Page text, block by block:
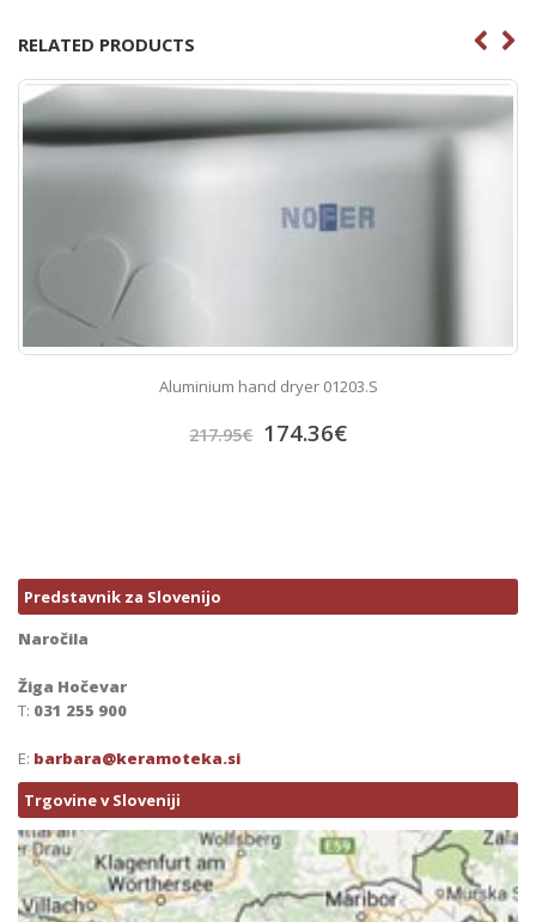
RELATED PRODUCTS
Aluminium hand dryer 01203.S
217.95€ 174.36€
Predstavnik za Slovenijo
Naročila
Žiga Hočevar
T: 031 255 900
E: barbara@keramoteka.si
Trgovine v Sloveniji